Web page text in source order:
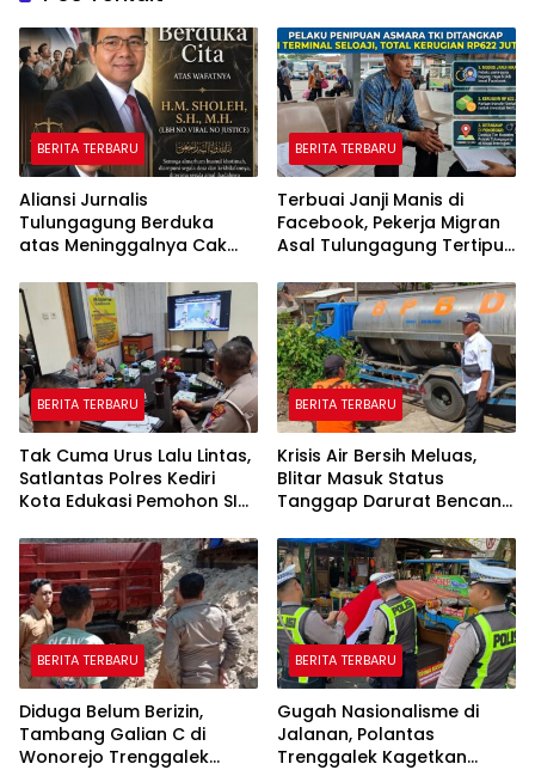
BERITA TERBARU
Aliansi Jurnalis
Tulungagung Berduka
atas Meninggalnya Cak
“Beliau Pejuang Keadilan
yang Vokal”
BERITA TERBARU
Terbuai Janji Manis di
Facebook, Pekerja Migran
Asal Tulungagung Tertipu
BERITA TERBARU
Tak Cuma Urus Lalu Lintas,
Satlantas Polres Kediri
Kota Edukasi Pemohon SIM
Pelatihan AI
BERITA TERBARU
Krisis Air Bersih Meluas,
Blitar Masuk Status
Tanggap Darurat Bencana
BERITA TERBARU
Diduga Belum Berizin,
Tambang Galian C di
Wonorejo Trenggalek
BERITA TERBARU
Gugah Nasionalisme di
Jalanan, Polantas
Trenggalek Kagetkan